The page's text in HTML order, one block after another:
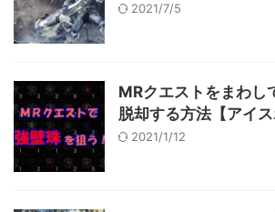
2021/7/5
MRクエストをまわし
脱却する方法【アイス
2021/1/12